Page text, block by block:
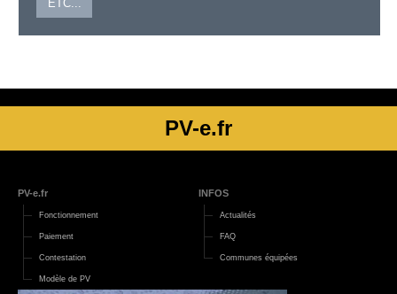
ETC...
PV-e.fr
PV-e.fr
Fonctionnement
Paiement
Contestation
Modèle de PV
INFOS
Actualités
FAQ
Communes équipées